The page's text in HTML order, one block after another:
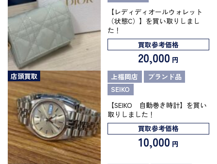
【レディディオールウォレット
（状態C）】を買い取りしまし
た！
買取参考価格
20,000 円
店頭買取
上福岡店
ブランド品
SEIKO
【SEIKO 自動巻き時計】を買い
取りしました！
買取参考価格
10,000 円